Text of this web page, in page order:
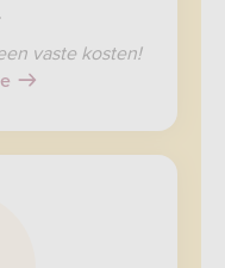
vaste kosten!